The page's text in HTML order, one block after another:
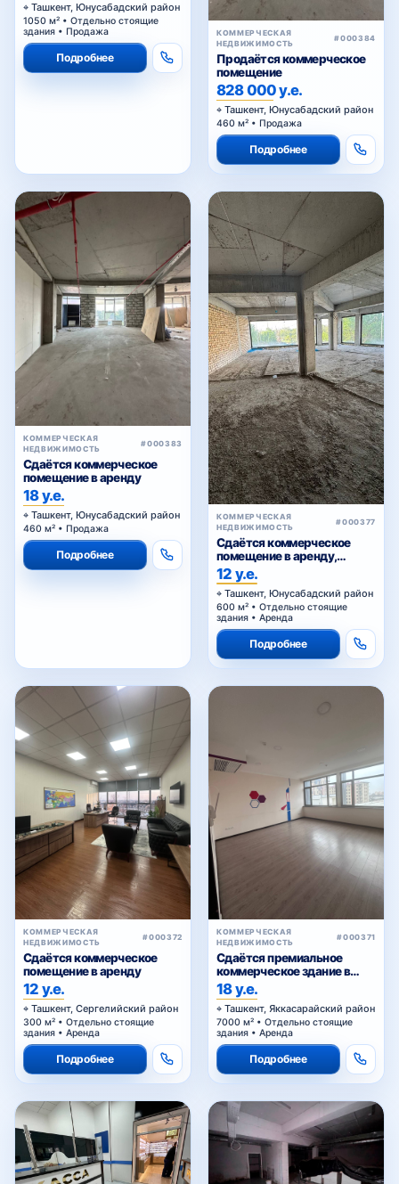
Ташкент, Юнусабадский район
1050 м² • Отдельно стоящие
здания • Продажа
Подробнее
КОММЕРЧЕСКАЯ
НЕДВИЖИМОСТЬ
#000384
Продаётся коммерческое
помещение
828 000 у.е.
Ташкент, Юнусабадский район
460 м² • Продажа
Подробнее
КОММЕРЧЕСКАЯ
НЕДВИЖИМОСТЬ
#000383
Сдаётся коммерческое
помещение в аренду
18 у.е.
Ташкент, Юнусабадский район
460 м² • Продажа
Подробнее
КОММЕРЧЕСКАЯ
НЕДВИЖИМОСТЬ
#000377
Сдаётся коммерческое
помещение в аренду,
Сагбан
12 у.е.
Ташкент, Юнусабадский район
600 м² • Отдельно стоящие
здания • Аренда
Подробнее
КОММЕРЧЕСКАЯ
НЕДВИЖИМОСТЬ
#000372
Сдаётся коммерческое
помещение в аренду
12 у.е.
Ташкент, Сергелийский район
300 м² • Отдельно стоящие
здания • Аренда
Подробнее
КОММЕРЧЕСКАЯ
НЕДВИЖИМОСТЬ
#000371
Сдаётся премиальное
коммерческое здание в
аренду
18 у.е.
Ташкент, Яккасарайский район
7000 м² • Отдельно стоящие
здания • Аренда
Подробнее